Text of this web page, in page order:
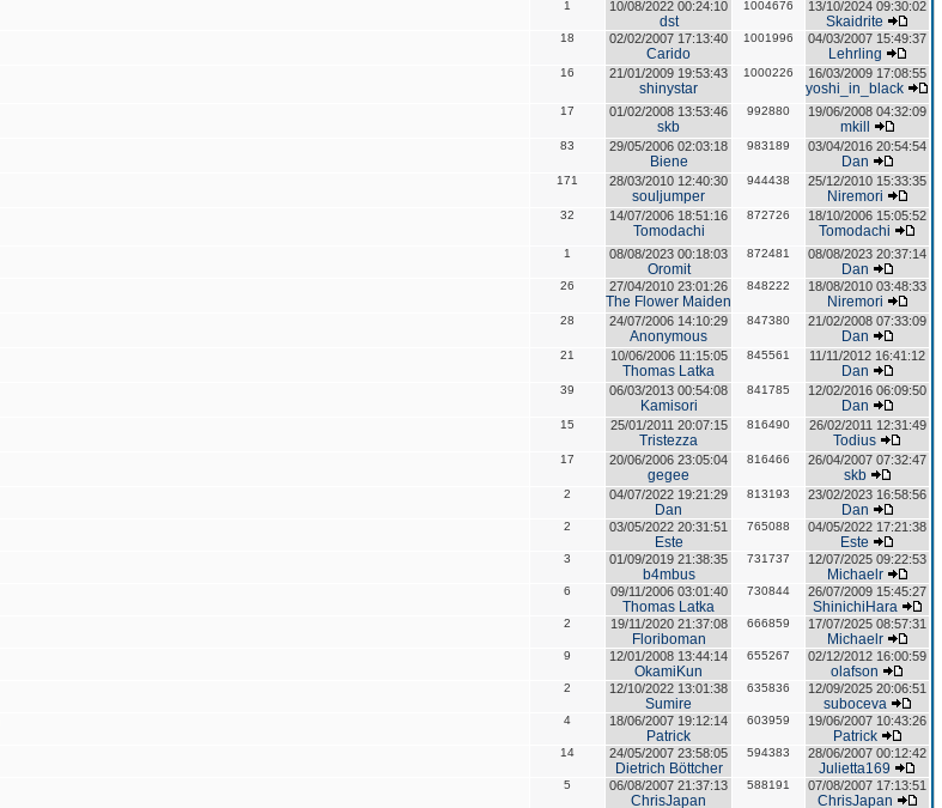
1 10/08/2022 00:24:10
dst
1004676 13/10/2024 09:30:02
Skaidrite
18 02/02/2007 17:13:40
Carido
1001996 04/03/2007 15:49:37
Lehrling
16 21/01/2009 19:53:43
shinystar
1000226 16/03/2009 17:08:55
yoshi_in_black
17 01/02/2008 13:53:46
skb
992880 19/06/2008 04:32:09
mkill
83 29/05/2006 02:03:18
Biene
983189 03/04/2016 20:54:54
Dan
171 28/03/2010 12:40:30
souljumper
944438 25/12/2010 15:33:35
Niremori
32 14/07/2006 18:51:16
Tomodachi
872726 18/10/2006 15:05:52
Tomodachi
1 08/08/2023 00:18:03
Oromit
872481 08/08/2023 20:37:14
Dan
26 27/04/2010 23:01:26
The Flower Maiden
848222 18/08/2010 03:48:33
Niremori
28 24/07/2006 14:10:29
Anonymous
847380 21/02/2008 07:33:09
Dan
21 10/06/2006 11:15:05
Thomas Latka
845561 11/11/2012 16:41:12
Dan
39 06/03/2013 00:54:08
Kamisori
841785 12/02/2016 06:09:50
Dan
15 25/01/2011 20:07:15
Tristezza
816490 26/02/2011 12:31:49
Todius
17 20/06/2006 23:05:04
gegee
816466 26/04/2007 07:32:47
skb
2 04/07/2022 19:21:29
Dan
813193 23/02/2023 16:58:56
Dan
2 03/05/2022 20:31:51
Este
765088 04/05/2022 17:21:38
Este
3 01/09/2019 21:38:35
b4mbus
731737 12/07/2025 09:22:53
Michaelr
6 09/11/2006 03:01:40
Thomas Latka
730844 26/07/2009 15:45:27
ShinichiHara
2 19/11/2020 21:37:08
Floriboman
666859 17/07/2025 08:57:31
Michaelr
9 12/01/2008 13:44:14
OkamiKun
655267 02/12/2012 16:00:59
olafson
2 12/10/2022 13:01:38
Sumire
635836 12/09/2025 20:06:51
suboceva
4 18/06/2007 19:12:14
Patrick
603959 19/06/2007 10:43:26
Patrick
14 24/05/2007 23:58:05
Dietrich Böttcher
594383 28/06/2007 00:12:42
Julietta169
5 06/08/2007 21:37:13
ChrisJapan
588191 07/08/2007 17:13:51
ChrisJapan